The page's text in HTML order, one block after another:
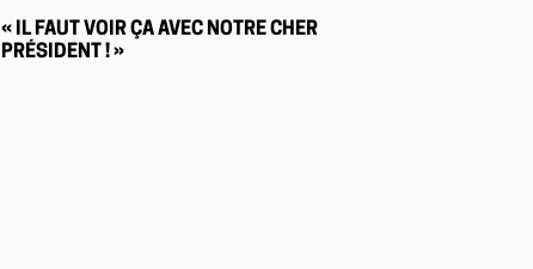
« IL FAUT VOIR ÇA AVEC NOTRE CHER
PRÉSIDENT ! »